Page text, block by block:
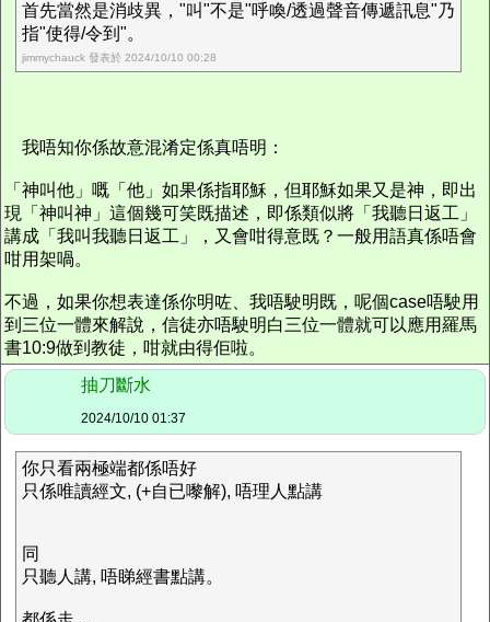
首先當然是消歧異，"叫"不是"呼喚/透過聲音傳遞訊息"乃
指"使得/令到"。
jimmychauck 發表於 2024/10/10 00:28
我唔知你係故意混淆定係真唔明：
「神叫他」嘅「他」如果係指耶穌，但耶穌如果又是神，即出
現「神叫神」這個幾可笑既描述，即係類似將「我聽日返工」
講成「我叫我聽日返工」，又會咁得意既？一般用語真係唔會
咁用架喎。
不過，如果你想表達係你明咗、我唔駛明既，呢個case唔駛用
到三位一體來解說，信徒亦唔駛明白三位一體就可以應用羅馬
書10:9做到教徒，咁就由得佢啦。
抽刀斷水
2024/10/10 01:37
你只看兩極端都係唔好
只係唯讀經文, (+自已嚟解), 唔理人點講
同
只聽人講, 唔睇經書點講。